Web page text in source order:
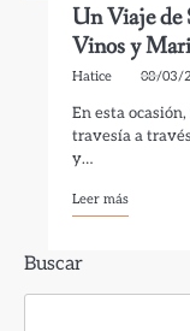
Un Viaje de
Vinos y
Hatice 08/03/
En esta
travesía a
y…
Leer más
Buscar